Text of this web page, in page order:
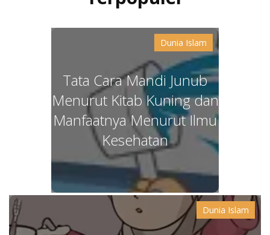
Dunia Islam
Tata Cara Mandi Junub
Menurut Kitab Kuning dan
Manfaatnya Menurut Ilmu
Kesehatan
Dunia Islam